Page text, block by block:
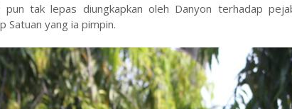
tak lepas diungkapkan oleh Danyon terhadap
Satuan yang ia pimpin.